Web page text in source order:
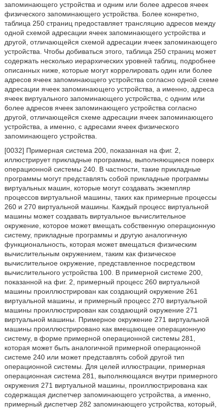
запоминающего устройства и одним или более адресов ячеек
физического запоминающего устройства. Более конкретно,
таблица 250 страниц предоставляет трансляцию адресов между
одной схемой адресации ячеек запоминающего устройства и
другой, отличающейся схемой адресации ячеек запоминающего
устройства. Чтобы добиваться этого, таблица 250 страниц может
содержать несколько иерархических уровней таблиц, подробнее
описанных ниже, которые могут коррелировать один или более
адресов ячеек запоминающего устройства согласно одной схеме
адресации ячеек запоминающего устройства, а именно, адреса
ячеек виртуального запоминающего устройства, с одним или
более адресов ячеек запоминающего устройства согласно
другой, отличающейся схеме адресации ячеек запоминающего
устройства, а именно, с адресами ячеек физического
запоминающего устройства.
[0032] Примерная система 200, показанная на фиг. 2,
иллюстрирует прикладные программы, выполняющиеся поверх
операционной системы 240. В частности, такие прикладные
программы могут представлять собой прикладные программы
виртуальных машин, которые могут создавать экземпляр
процессов виртуальной машины, таких как примерные процессы
260 и 270 виртуальной машины. Каждый процесс виртуальной
машины может создавать виртуальное вычислительное
окружение, которое может вмещать собственную операционную
систему, прикладные программы и другую аналогичную
функциональность, которая может вмещаться физическим
вычислительным окружением, таким как физическое
вычислительное окружение, представленное посредством
вычислительного устройства 100. В примерной системе 200,
показанной на фиг. 2, примерный процесс 260 виртуальной
машины проиллюстрирован как создающий окружение 261
виртуальной машины, и примерный процесс 270 виртуальной
машины проиллюстрирован как создающий окружение 271
виртуальной машины. Примерное окружение 271 виртуальной
машины проиллюстрировано как вмещающее операционную
систему, в форме примерной операционной системы 281,
которая может быть аналогичной примерной операционной
системе 240 или может представлять собой другой тип
операционной системы. Для целей иллюстрации, примерная
операционная система 281, выполняющаяся внутри примерного
окружения 271 виртуальной машины, проиллюстрирована как
содержащая диспетчер запоминающего устройства, а именно,
примерный диспетчер 282 запоминающего устройства, который,